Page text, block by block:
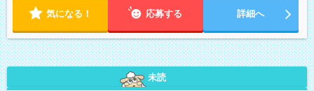
気になる！ 応募する 詳細へ
未読